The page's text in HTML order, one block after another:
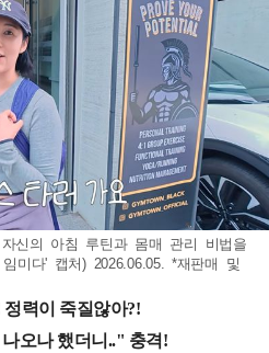
신의 아침 루틴과 몸매 관리 비법을
미다' 캡처) 2026.06.05. *재판매 및